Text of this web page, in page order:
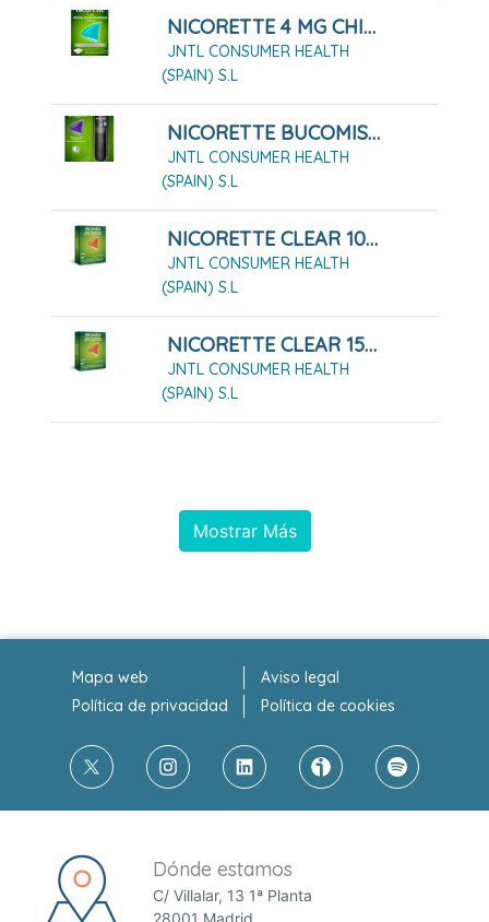
NICORETTE 4 MG CHICLES MEDICAMENTOSOS 30 CHICLES
JNTL CONSUMER HEALTH
(SPAIN) S.L
NICORETTE BUCOMIST 1 MG/PULSACIÓN SOLUCIÓN PARA PULVERIZACIÓN BUCAL SABOR FRUTA MENTA
JNTL CONSUMER HEALTH
(SPAIN) S.L
NICORETTE CLEAR 10 MG/16 HORAS 14 PARCHES
JNTL CONSUMER HEALTH
(SPAIN) S.L
NICORETTE CLEAR 15 MG/16 HORAS 14 PARCHES
JNTL CONSUMER HEALTH
(SPAIN) S.L
Mostrar Más
Mapa web
Aviso legal
Política de privacidad
Política de cookies
Dónde estamos
C/ Villalar, 13 1ª Planta